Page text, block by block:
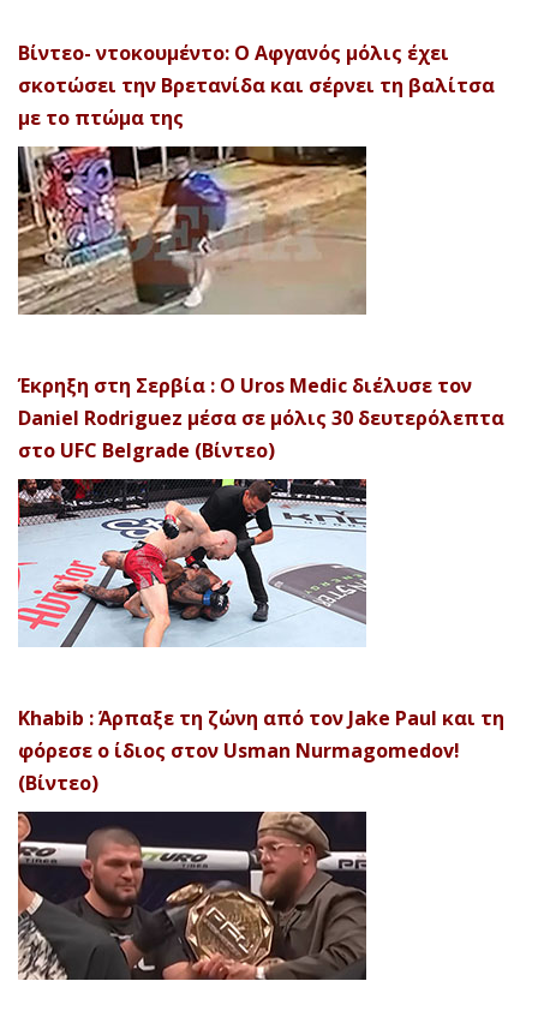
Βίντεο- ντοκουμέντο: Ο Αφγανός μόλις έχει
σκοτώσει την Βρετανίδα και σέρνει τη βαλίτσα
με το πτώμα της
Έκρηξη στη Σερβία : Ο Uros Medic διέλυσε τον
Daniel Rodriguez μέσα σε μόλις 30 δευτερόλεπτα
στο UFC Belgrade (Βίντεο)
Khabib : Άρπαξε τη ζώνη από τον Jake Paul και τη
φόρεσε ο ίδιος στον Usman Nurmagomedov!
(Βίντεο)